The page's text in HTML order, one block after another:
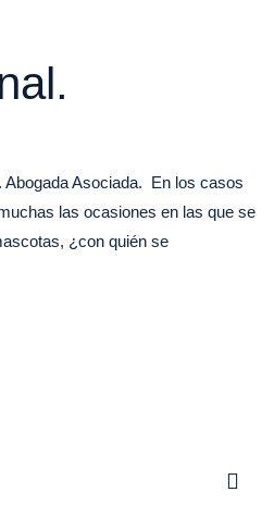
Asociada. En los casos
las ocasiones en las que se
¿con quién se